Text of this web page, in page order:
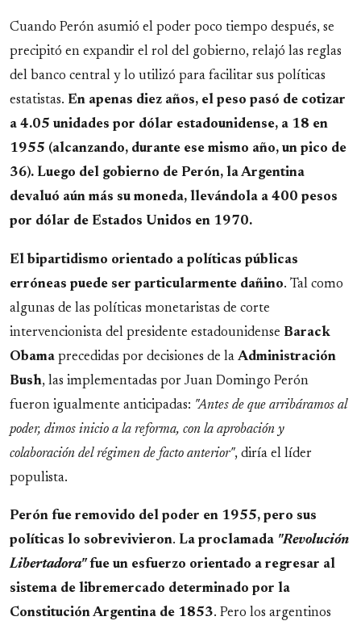
Cuando Perón asumió el poder poco tiempo después, se
precipitó en expandir el rol del gobierno, relajó las reglas
del banco central y lo utilizó para facilitar sus políticas
estatistas. En apenas diez años, el peso pasó de cotizar
a 4.05 unidades por dólar estadounidense, a 18 en
1955 (alcanzando, durante ese mismo año, un pico de
36). Luego del gobierno de Perón, la Argentina
devaluó aún más su moneda, llevándola a 400 pesos
por dólar de Estados Unidos en 1970.
El bipartidismo orientado a políticas públicas
erróneas puede ser particularmente dañino. Tal como
algunas de las políticas monetaristas de corte
intervencionista del presidente estadounidense Barack
Obama precedidas por decisiones de la Administración
Bush, las implementadas por Juan Domingo Perón
fueron igualmente anticipadas: "Antes de que arribáramos al
poder, dimos inicio a la reforma, con la aprobación y
colaboración del régimen de facto anterior", diría el líder
populista.
Perón fue removido del poder en 1955, pero sus
políticas lo sobrevivieron. La proclamada "Revolución
Libertadora"fue un esfuerzo orientado a regresar al
sistema de libremercado determinado por la
Constitución Argentina de 1853. Pero los argentinos